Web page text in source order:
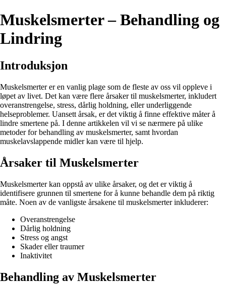
Muskelsmerter – Behandling og
Lindring
Introduksjon
Muskelsmerter er en vanlig plage som de fleste av oss vil oppleve i
løpet av livet. Det kan være flere årsaker til muskelsmerter, inkludert
overanstrengelse, stress, dårlig holdning, eller underliggende
helseproblemer. Uansett årsak, er det viktig å finne effektive måter å
lindre smertene på. I denne artikkelen vil vi se nærmere på ulike
metoder for behandling av muskelsmerter, samt hvordan
muskelavslappende midler kan være til hjelp.
Årsaker til Muskelsmerter
Muskelsmerter kan oppstå av ulike årsaker, og det er viktig å
identifisere grunnen til smertene for å kunne behandle dem på riktig
måte. Noen av de vanligste årsakene til muskelsmerter inkluderer:
Overanstrengelse
Dårlig holdning
Stress og angst
Skader eller traumer
Inaktivitet
Behandling av Muskelsmerter